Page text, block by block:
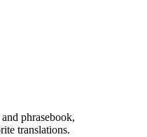
phrasebook,
translations.